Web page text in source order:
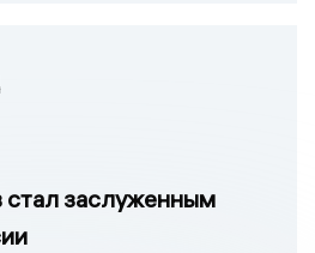
заслуженным